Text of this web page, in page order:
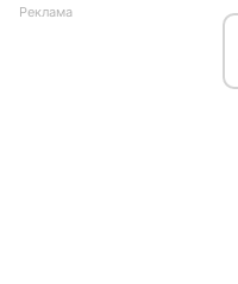
Реклама